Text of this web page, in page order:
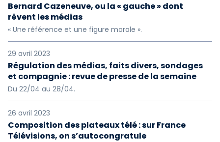
Bernard Cazeneuve, ou la « gauche » dont
rêvent les médias
« Une référence et une figure morale ».
29 avril 2023
Régulation des médias, faits divers, sondages
et compagnie : revue de presse de la semaine
Du 22/04 au 28/04.
26 avril 2023
Composition des plateaux télé : sur France
Télévisions, on s’autocongratule